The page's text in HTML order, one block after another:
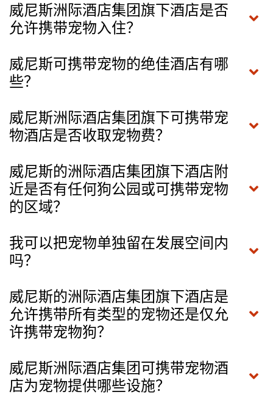
威尼斯洲际酒店集团旗下酒店是否
允许携带宠物入住？
威尼斯可携带宠物的绝佳酒店有哪
些？
威尼斯洲际酒店集团旗下可携带宠
物酒店是否收取宠物费？
威尼斯的洲际酒店集团旗下酒店附
近是否有任何狗公园或可携带宠物
的区域？
我可以把宠物单独留在发展空间内
吗？
威尼斯的洲际酒店集团旗下酒店是
允许携带所有类型的宠物还是仅允
许携带宠物狗？
威尼斯洲际酒店集团可携带宠物酒
店为宠物提供哪些设施？